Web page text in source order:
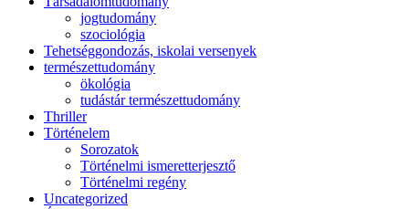
jogtudomány
szociológia
Tehetséggondozás, iskolai versenyek
természettudomány
ökológia
tudástár természettudomány
Thriller
Történelem
Sorozatok
Történelmi ismeretterjesztő
Történelmi regény
Uncategorized